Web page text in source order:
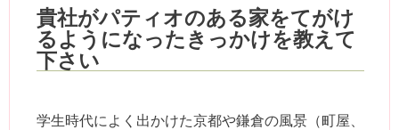
貴社がパティオのある家をてがけ
るようになったきっかけを教えて
下さい
学生時代によく出かけた京都や鎌倉の風景（町屋、